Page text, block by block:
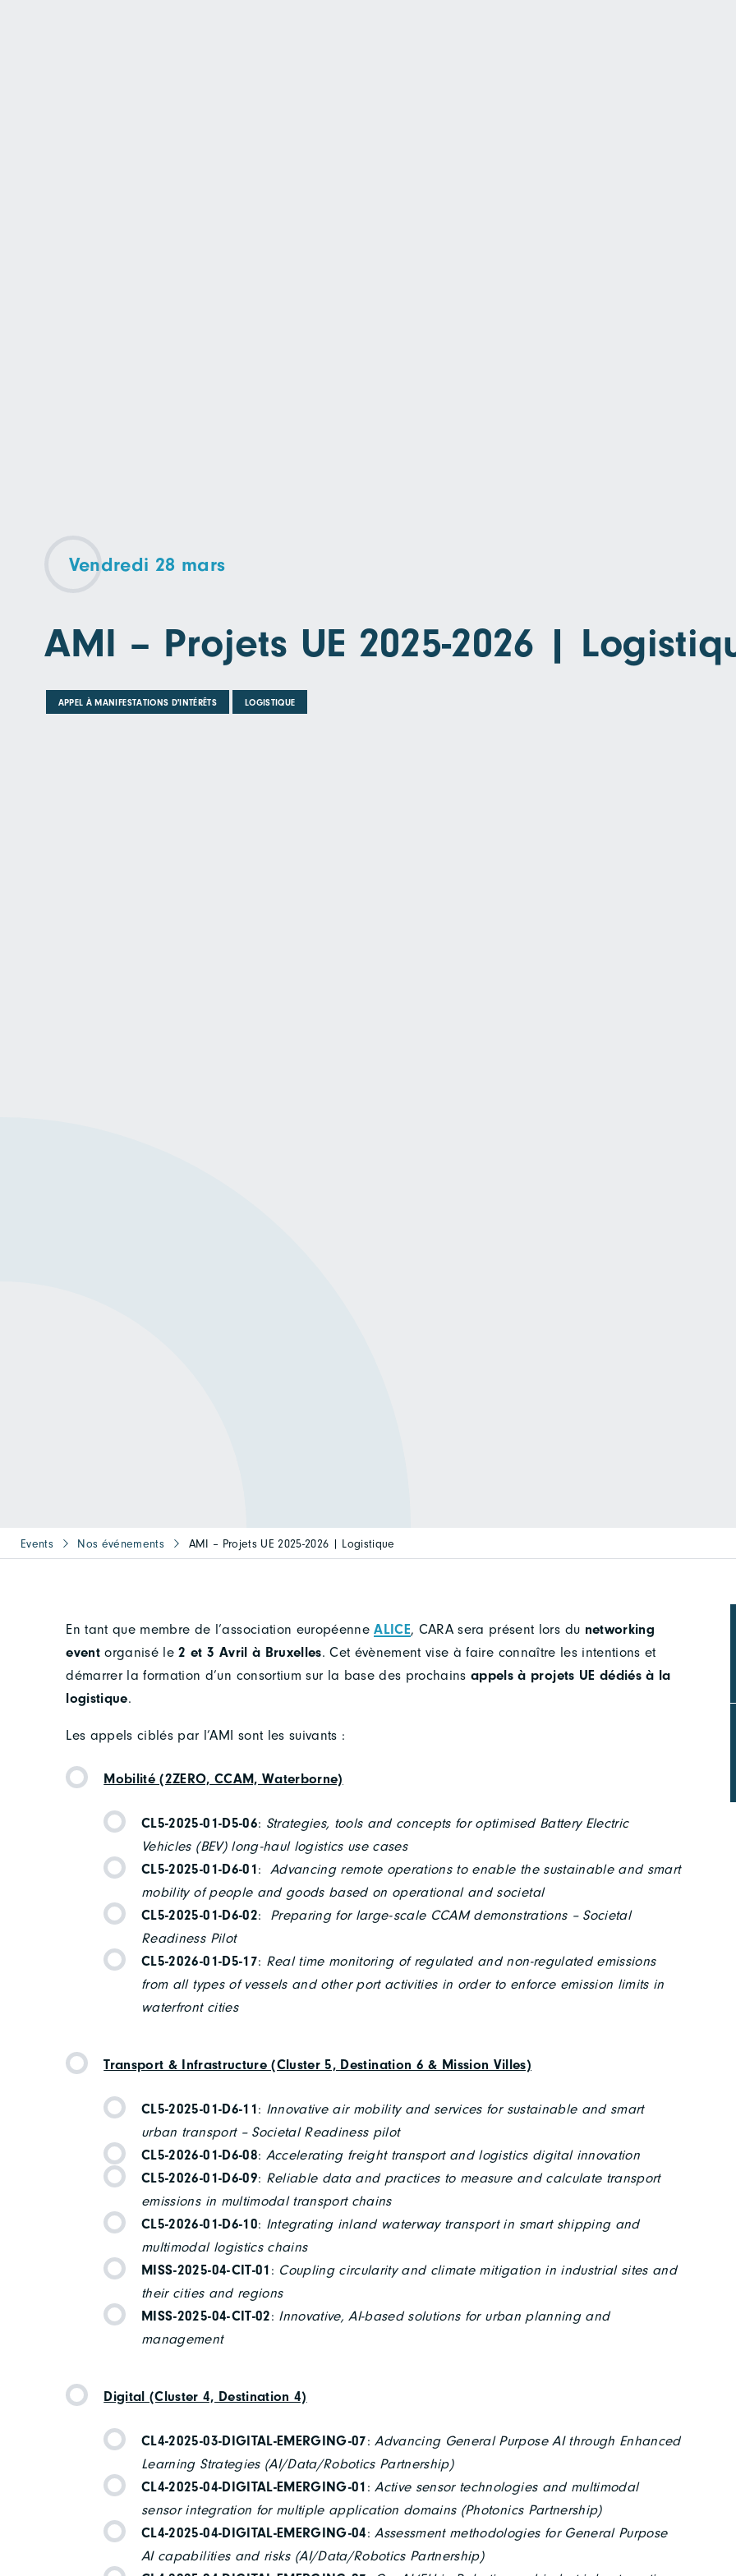
Vendredi 28 mars
AMI – Projets UE 2025-2026 |
APPEL À MANIFESTATIONS D'INTÉRÊTS LOGISTIQUE
Events Nos événements AMI – Projets UE 2025-2026 | Logistique
En tant que membre de l’association européenneALICE, CARA sera présent lors du networking
eventorganisé le2 et 3 Avril à Bruxelles. Cet évènement vise à faire connaître les intentions et
démarrer la formation d’un consortium sur la base des prochainsappels à projets UE dédiés à la
logistique.
Les appels ciblés par l’AMI sont les suivants :
Mobilité (2ZERO, CCAM, Waterborne)
CL5-2025-01-D5-06: Strategies, tools and concepts for optimised Battery Electric
Vehicles (BEV) long-haul logistics use cases
CL5-2025-01-D6-01: Advancing remote operations to enable the sustainable and smart
mobility of people and goods based on operational and societal
CL5-2025-01-D6-02: Preparing for large-scale CCAM demonstrations – Societal
Readiness Pilot
CL5-2026-01-D5-17: Real time monitoring of regulated and non-regulated emissions
from all types of vessels and other port activities in order to enforce emission limits in
waterfront cities
Transport & Infrastructure (Cluster 5, Destination 6 & Mission Villes)
CL5-2025-01-D6-11: Innovative air mobility and services for sustainable and smart
urban transport – Societal Readiness pilot
CL5-2026-01-D6-08: Accelerating freight transport and logistics digital innovation
CL5-2026-01-D6-09: Reliable data and practices to measure and calculate transport
emissions in multimodal transport chains
CL5-2026-01-D6-10: Integrating inland waterway transport in smart shipping and
multimodal logistics chains
MISS-2025-04-CIT-01 : Coupling circularity and climate mitigation in industrial sites and
their cities and regions
MISS-2025-04-CIT-02: Innovative, AI-based solutions for urban planning and
management
Digital (Cluster 4, Destination 4)
CL4-2025-03-DIGITAL-EMERGING-07:Advancing General Purpose AI through Enhanced
Learning Strategies (AI/Data/Robotics Partnership)
CL4-2025-04-DIGITAL-EMERGING-01 :Active sensor technologies and multimodal
sensor integration for multiple application domains (Photonics Partnership)
CL4-2025-04-DIGITAL-EMERGING-04:Assessment methodologies for General Purpose
AI capabilities and risks (AI/Data/Robotics Partnership)